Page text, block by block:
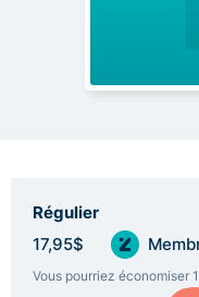
Régulier
17,95$
Vous pourriez économiser